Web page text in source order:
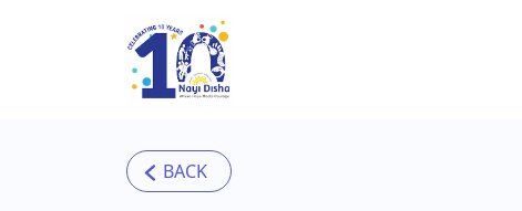
Skip to main content